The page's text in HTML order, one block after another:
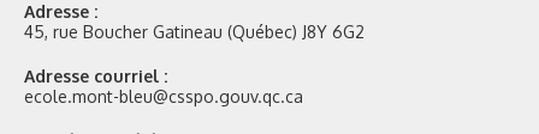
Adresse :
45, rue Boucher Gatineau (Québec) J8Y 6G2
Adresse courriel :
ecole.mont-bleu@csspo.gouv.qc.ca